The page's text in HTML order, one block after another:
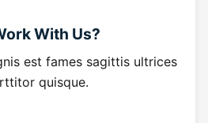
With Us?
est fames sagittis ultrices
quisque.